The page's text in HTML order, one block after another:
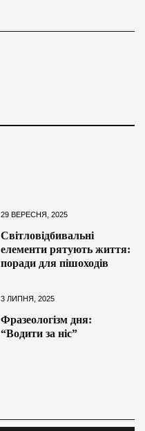
29 ВЕРЕСНЯ, 2025
Світловідбивальні
елементи рятують життя:
поради для пішоходів
3 ЛИПНЯ, 2025
Фразеологізм дня:
“Водити за ніс”